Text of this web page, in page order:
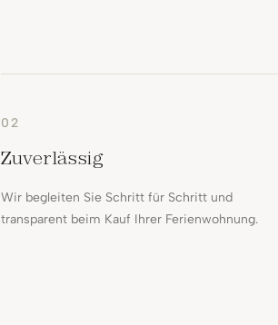
02
Zuverlässig
Wir begleiten Sie Schritt für Schritt und
transparent beim Kauf Ihrer Ferienwohnung.